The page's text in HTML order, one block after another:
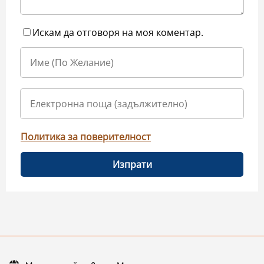
Искам да отговоря на моя коментар.
Политика за поверителност
Изпрати